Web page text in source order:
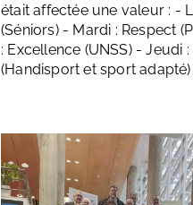
était affectée une valeur : -
(Séniors) - Mardi : Respect
: Excellence (UNSS) - Jeudi
(Handisport et sport adapté)